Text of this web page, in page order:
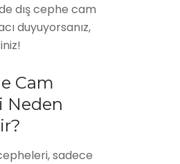
dış cephe cam
duyuyorsanız,
Cam
Neden
sadece